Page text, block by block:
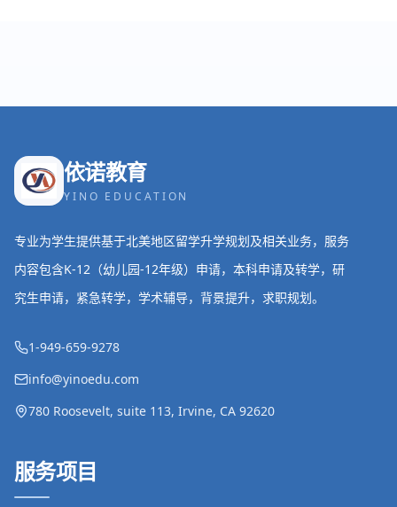
依诺教育
YINO EDUCATION
专业为学生提供基于北美地区留学升学规划及相关业务，服务
内容包含K-12（幼儿园-12年级）申请，本科申请及转学，研
究生申请，紧急转学，学术辅导，背景提升，求职规划。
1-949-659-9278
info@yinoedu.com
780 Roosevelt, suite 113, Irvine, CA 92620
服务项目